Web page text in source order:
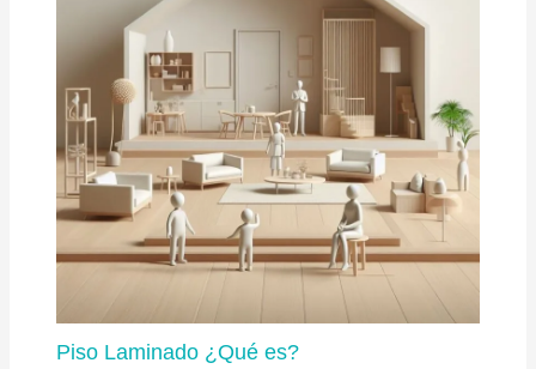
Piso Laminado ¿Qué es?